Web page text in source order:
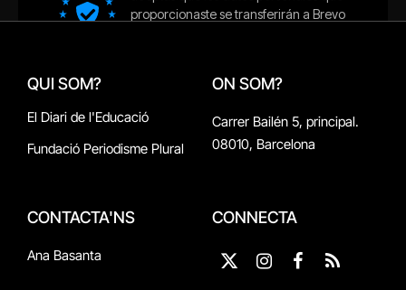
QUI SOM?
El Diari de l'Educació
Fundació Periodisme Plural
ON SOM?
Carrer Bailén 5, principal.
08010, Barcelona
CONTACTA'NS
Ana Basanta
CONNECTA
X
InstagramFacebook
RSS